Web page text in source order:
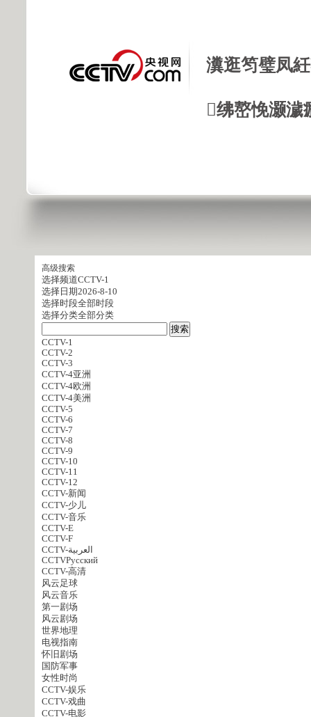
瀵逛笉璧凤
绋嶅悗灏
高级搜索
选择频道CCTV-1
选择日期2026-8-10
选择时段全部时段
选择分类全部分类
CCTV-1
CCTV-2
CCTV-3
CCTV-4亚洲
CCTV-4欧洲
CCTV-4美洲
CCTV-5
CCTV-6
CCTV-7
CCTV-8
CCTV-9
CCTV-10
CCTV-11
CCTV-12
CCTV-新闻
CCTV-少儿
CCTV-音乐
CCTV-E
CCTV-F
CCTV-العربية
CCTVPусский
CCTV-高清
风云足球
风云音乐
第一剧场
风云剧场
世界地理
电视指南
怀旧剧场
国防军事
女性时尚
CCTV-娱乐
CCTV-戏曲
CCTV-电影